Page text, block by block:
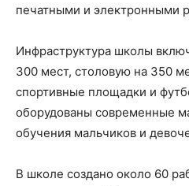
печатными и электронными
Инфраструктура школы
300 мест, столовую на 350
спортивные площадки и
оборудованы современные
обучения мальчиков и
В школе создано около 60